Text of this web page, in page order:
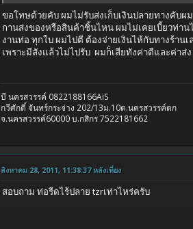
ขอโทษด้วยคับ ผมไม่รับส่งเก็บเงินปลายทางคับผม
กานส่งของหรือสินค้าชิ้นไหน ผมไม่เคยเบี้ยวท่า
งานท่อ ทุกใบ ผมไปตี ต้องจ่ายเงินไห้กับทางร้านเ
เพราะมีสังแล้วไม่ไปรับ ผมก็เสียทังค่าตีและค่า
บี นครสวรรค์ 0822188166AiS
กวีศักดิ์ จันทร์กระจ่าง 202/13ม.10ต.นครสวรรค์ตก
จ.นครสวรรค์60000 บ.กสิกร 7522181662
สิงหาคม 28, 2011, 11:38:37 หลังเที่ยง
สอบถาม ท่อรีดไร้ปลาย tzrเท่าไหร่ครับ